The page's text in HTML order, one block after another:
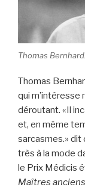
Thomas Bernhard.
Thomas
qui
déroutant. «Il
et, en même
sarcasmes.» dit
très à la mode
le Prix Médicis
Maîtres anciens